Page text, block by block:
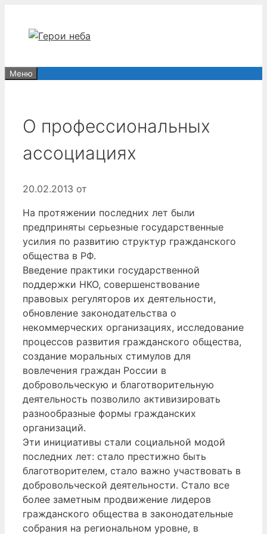
содержимому
Меню
О профессиональных
ассоциациях
20.02.2013 от
На протяжении последних лет были
предприняты серьезные государственные
усилия по развитию структур гражданского
общества в РФ.
Введение практики государственной
поддержки НКО, совершенствование
правовых регуляторов их деятельности,
обновление законодательства о
некоммерческих организациях, исследование
процессов развития гражданского общества,
создание моральных стимулов для
вовлечения граждан России в
добровольческую и благотворительную
деятельность позволило активизировать
разнообразные формы гражданских
организаций.
Эти инициативы стали социальной модой
последних лет: стало престижно быть
благотворителем, стало важно участвовать в
добровольческой деятельности. Стало все
более заметным продвижение лидеров
гражданского общества в законодательные
собрания на региональном уровне, в